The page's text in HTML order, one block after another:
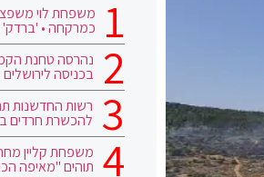
משפחת לוי
כמרקחה • 'ברדק'
נהרסה טחנת
בכניסה לירושלים
רשות החדשנות
להכשרת חרדים
משפחת קליין
תוהים "מאיפה